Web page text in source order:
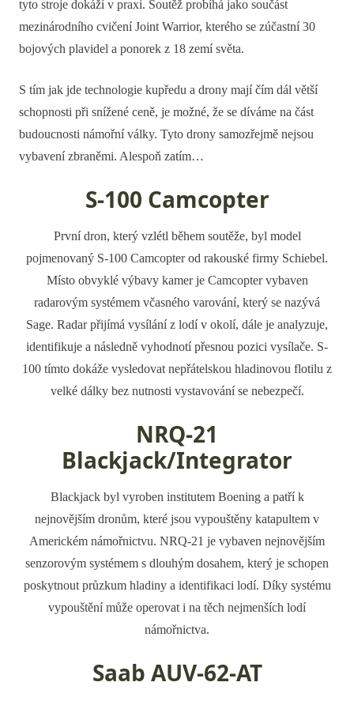
tyto stroje dokáží v praxi. Soutěž probíhá jako součást
mezinárodního cvičení Joint Warrior, kterého se zúčastní 30
bojových plavidel a ponorek z 18 zemí světa.
S tím jak jde technologie kupředu a drony mají čím dál větší
schopnosti při snížené ceně, je možné, že se díváme na část
budoucnosti námořní války. Tyto drony samozřejmě nejsou
vybavení zbraněmi. Alespoň zatím…
S-100 Camcopter
První dron, který vzlétl během soutěže, byl model
pojmenovaný S-100 Camcopter od rakouské firmy Schiebel.
Místo obvyklé výbavy kamer je Camcopter vybaven
radarovým systémem včasného varování, který se nazývá
Sage. Radar přijímá vysílání z lodí v okolí, dále je analyzuje,
identifikuje a následně vyhodnotí přesnou pozici vysílače. S-
100 tímto dokáže vysledovat nepřátelskou hladinovou flotilu z
velké dálky bez nutnosti vystavování se nebezpečí.
NRQ-21
Blackjack/Integrator
Blackjack byl vyroben institutem Boening a patří k
nejnovějším dronům, které jsou vypouštěny katapultem v
Americkém námořnictvu. NRQ-21 je vybaven nejnovějším
senzorovým systémem s dlouhým dosahem, který je schopen
poskytnout průzkum hladiny a identifikaci lodí. Díky systému
vypouštění může operovat i na těch nejmenších lodí
námořnictva.
Saab AUV-62-AT